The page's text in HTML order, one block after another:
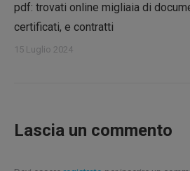
pdf: trovati online migliaia di
certificati, e contratti
15 Luglio 2024
Lascia un commento